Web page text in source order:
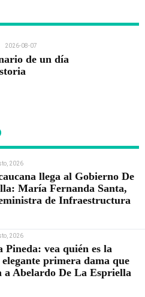
2026-08-07
de un día
2026
llega al Gobierno De
María Fernanda Santa,
de Infraestructura
2026
Pineda: vea quién es la
primera dama que
a Abelardo De La Espriella